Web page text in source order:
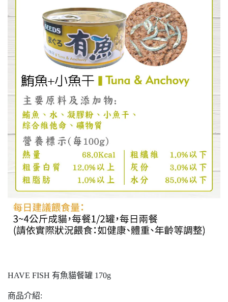
HAVE FISH 有魚貓餐罐 170g
商品介紹: